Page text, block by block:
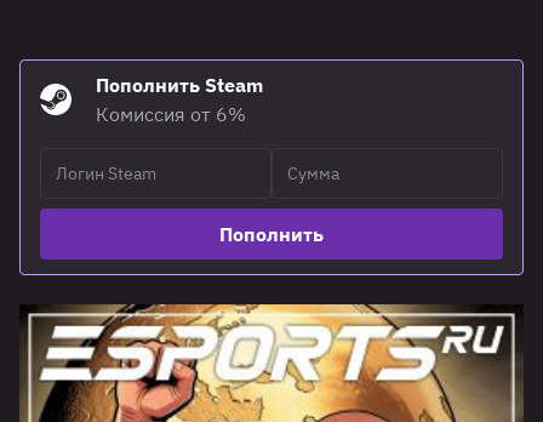
Пополнить Steam
Комиссия от 6%
Пополнить